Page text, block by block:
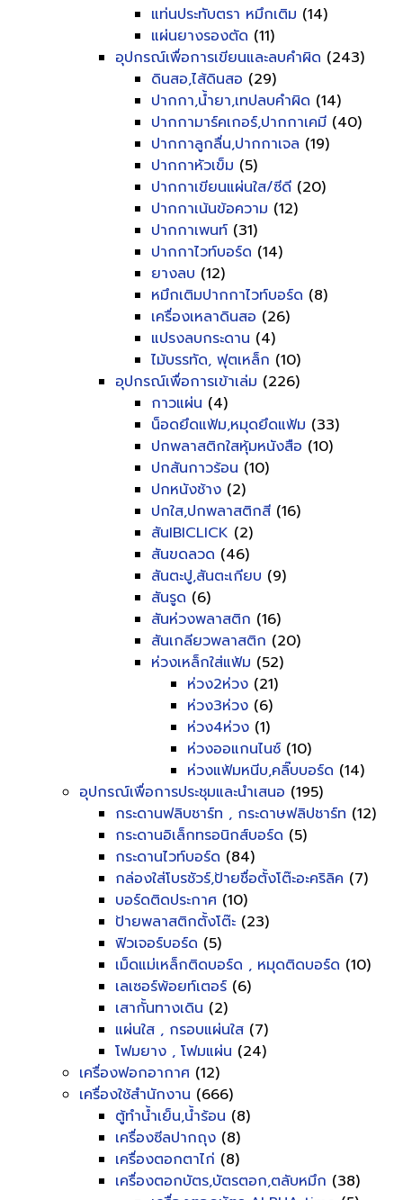
แท่นประทับตรา หมึกเติม (14)
แผ่นยางรองตัด (11)
อุปกรณ์เพื่อการเขียนและลบคำผิด (243)
ดินสอ,ไส้ดินสอ (29)
ปากกา,น้ำยา,เทปลบคำผิด (14)
ปากกามาร์คเกอร์,ปากกาเคมี (40)
ปากกาลูกลื่น,ปากกาเจล (19)
ปากกาหัวเข็ม (5)
ปากกาเขียนแผ่นใส/ซีดี (20)
ปากกาเน้นข้อความ (12)
ปากกาเพนท์ (31)
ปากกาไวท์บอร์ด (14)
ยางลบ (12)
หมึกเติมปากกาไวท์บอร์ด (8)
เครื่องเหลาดินสอ (26)
แปรงลบกระดาน (4)
ไม้บรรทัด, ฟุตเหล็ก (10)
อุปกรณ์เพื่อการเข้าเล่ม (226)
กาวแผ่น (4)
น็อดยึดแฟ้ม,หมุดยึดแฟ้ม (33)
ปกพลาสติกใสหุ้มหนังสือ (10)
ปกสันกาวร้อน (10)
ปกหนังช้าง (2)
ปกใส,ปกพลาสติกสี (16)
สันIBICLICK (2)
สันขดลวด (46)
สันตะปู,สันตะเกียบ (9)
สันรูด (6)
สันห่วงพลาสติก (16)
สันเกลียวพลาสติก (20)
ห่วงเหล็กใส่แฟ้ม (52)
ห่วง2ห่วง (21)
ห่วง3ห่วง (6)
ห่วง4ห่วง (1)
ห่วงออแกนไนซ์ (10)
ห่วงแฟ้มหนีบ,คลิ๊บบอร์ด (14)
อุปกรณ์เพื่อการประชุมและนำเสนอ (195)
กระดานฟลิบชาร์ท , กระดาษฟลิปชาร์ท (12)
กระดานอิเล็กทรอนิกส์บอร์ด (5)
กระดานไวท์บอร์ด (84)
กล่องใส่โบรชัวร์,ป้ายชื่อตั้งโต๊ะอะคริลิค (7)
บอร์ดติดประกาศ (10)
ป้ายพลาสติกตั้งโต๊ะ (23)
ฟิวเจอร์บอร์ด (5)
เม็ดแม่เหล็กติดบอร์ด , หมุดติดบอร์ด (10)
เลเซอร์พ้อยท์เตอร์ (6)
เสากั้นทางเดิน (2)
แผ่นใส , กรอบแผ่นใส (7)
โฟมยาง , โฟมแผ่น (24)
เครื่องฟอกอากาศ (12)
เครื่องใช้สำนักงาน (666)
ตู้ทำน้ำเย็น,น้ำร้อน (8)
เครื่องซีลปากถุง (8)
เครื่องตอกตาไก่ (8)
เครื่องตอกบัตร,บัตรตอก,ตลับหมึก (38)